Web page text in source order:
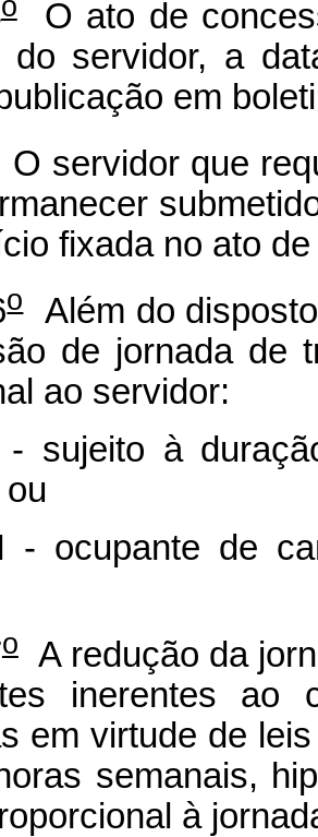
O ato de
do servidor, a
em
servidor que
fixada no ato
oAlém do
de jornada de
ao servidor:
à duração
de cargo
oA redução da
inerentes ao
em virtude de
semanais,
à